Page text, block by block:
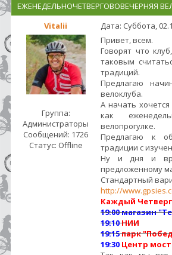
ЕЖЕНЕДЕЛЬНОЧЕТВЕРГОВОВЕЧЕРНЯЯ
Vitalii
Дата: Суббота,
Группа:
Администраторы
Сообщений: 1726
Статус: Offline
Привет, всем.
Говорят что
таковым
традиций.
Предлагаю
велоклуба.
А начать
как
велопрогулке.
Предлагаю к
традиции с
Ну и дня и
предложенному
Стандартный
http://
Каждый Четверг
19:00магазин
19:10НИИ
19:15парк "
19:30 Центр мост